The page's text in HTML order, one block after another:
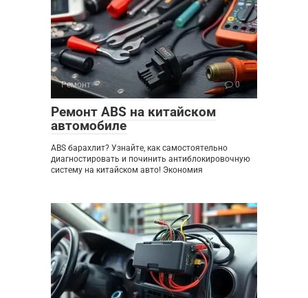
Ремонт 0
Ремонт ABS на китайском
автомобиле
ABS барахлит? Узнайте, как самостоятельно
диагностировать и починить антиблокировочную
систему на китайском авто! Экономия